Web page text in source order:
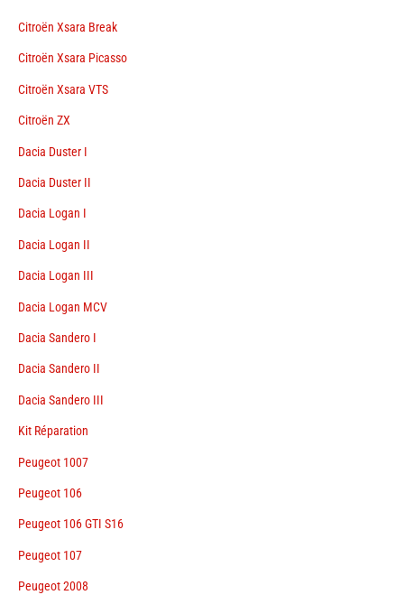
Citroën Xsara Break
Citroën Xsara Picasso
Citroën Xsara VTS
Citroën ZX
Dacia Duster I
Dacia Duster II
Dacia Logan I
Dacia Logan II
Dacia Logan III
Dacia Logan MCV
Dacia Sandero I
Dacia Sandero II
Dacia Sandero III
Kit Réparation
Peugeot 1007
Peugeot 106
Peugeot 106 GTI S16
Peugeot 107
Peugeot 2008